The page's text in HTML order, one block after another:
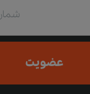
عضویت